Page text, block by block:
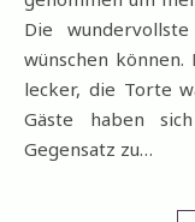
Die
wünschen
lecker, die Torte
Gäste haben
Gegensatz zu…